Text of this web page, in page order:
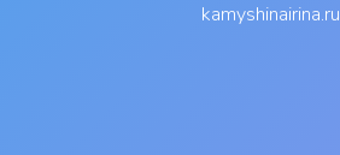
kamyshinairina.ru